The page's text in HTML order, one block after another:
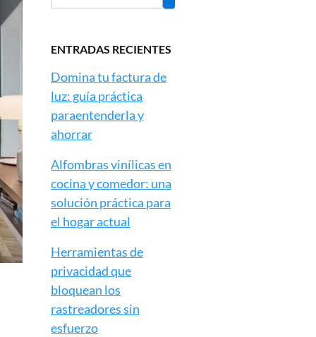
ENTRADAS RECIENTES
Domina tu factura de
luz: guía práctica
paraentenderla y
ahorrar
Alfombras vinílicas en
cocina y comedor: una
solución práctica para
el hogar actual
Herramientas de
privacidad que
bloquean los
rastreadores sin
esfuerzo